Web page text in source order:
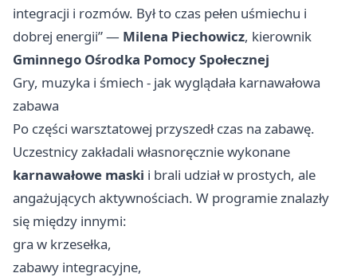
integracji i rozmów. Był to czas pełen uśmiechu i
dobrej energii” — Milena Piechowicz, kierownik
Gminnego Ośrodka Pomocy Społecznej
Gry, muzyka i śmiech - jak wyglądała karnawałowa
zabawa
Po części warsztatowej przyszedł czas na zabawę.
Uczestnicy zakładali własnoręcznie wykonane
karnawałowe maski i brali udział w prostych, ale
angażujących aktywnościach. W programie znalazły
się między innymi:
gra w krzesełka,
zabawy integracyjne,